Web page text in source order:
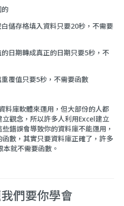
儲存格填入資料只要20秒，不需要
日期轉成真正的日期只要5秒，不
覆值只要5秒，不需要函數
料庫軟體來運用，但大部份的人都
觀念，所以許多人利用Excel建立
錯誤會導致你的資料庫不能運用，
數，其實只要資料庫正確了，許多
就不需要函數。
們要你學會